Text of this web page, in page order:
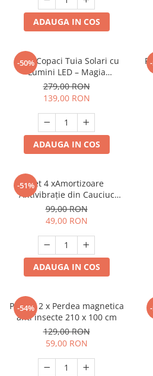
ADAUGA IN COS
-50%
Set 4 Copaci Tuia Solari cu
Lumini LED – Magia
Sărbătorilor în Grădina Ta
279,00 RON
139,00 RON
ADAUGA IN COS
-51%Set 4 xAmortizoare
Antivibrație din Cauciuc
pentru Mașină de Spălat și
Uscător, Antiderapante,
Rezistente la Apă și Zgomot
99,00 RON
49,00 RON
ADAUGA IN COS
-54%
Pachet 2 x Perdea magnetica
anti insecte 210 x 100 cm
129,00 RON
59,00 RON